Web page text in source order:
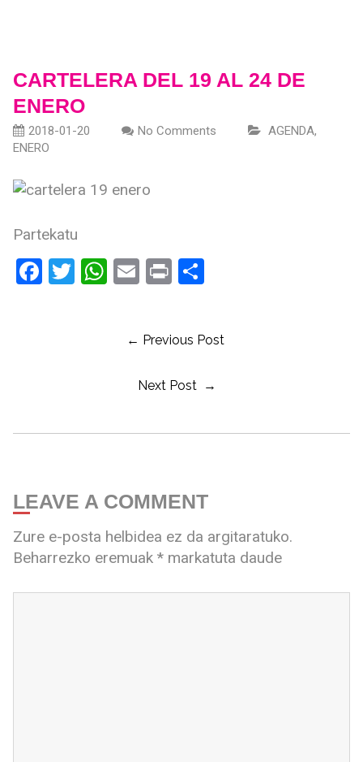
CARTELERA DEL 19 AL 24 DE
ENERO
2018-01-20 No Comments AGENDA,
ENERO
Partekatu
Facebook
Twitter
WhatsApp
Email
PrintShare
← Previous Post
Next Post →
LEAVE A COMMENT
Zure e-posta helbidea ez da argitaratuko.
Beharrezko eremuak *markatuta daude